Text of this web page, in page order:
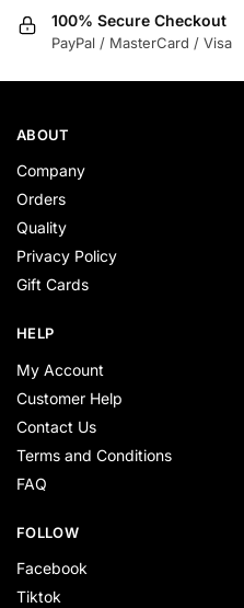
100% Secure Checkout
PayPal / MasterCard / Visa
ABOUT
Company
Orders
Quality
Privacy Policy
Gift Cards
HELP
My Account
Customer Help
Contact Us
Terms and Conditions
FAQ
FOLLOW
Facebook
Tiktok